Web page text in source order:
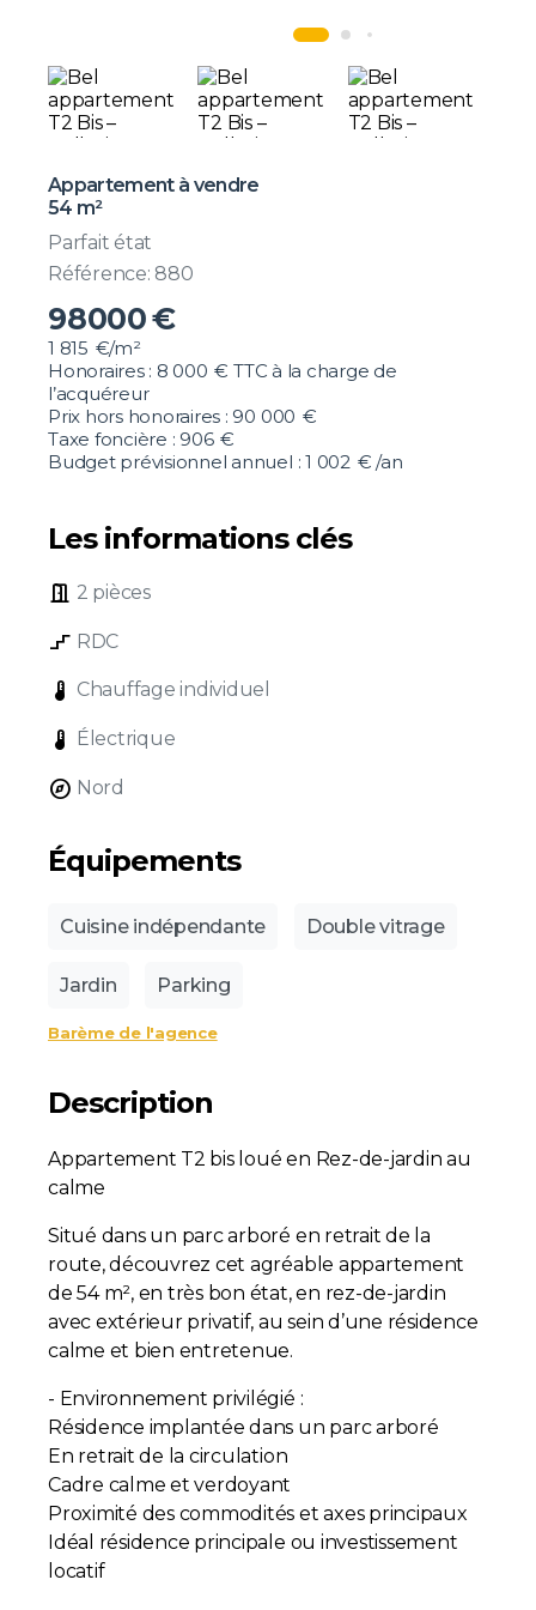
Appartement à vendre
54 m²
Parfait état
Référence: 880
98000€
1 815 €/m²
Honoraires : 8 000 € TTC à la charge de
l’acquéreur
Prix hors honoraires : 90 000 €
Taxe foncière : 906 €
Budget prévisionnel annuel : 1 002 € /an
Les informations clés
door_open 2 pièces
stairs_2 RDC
device_thermostat Chauffage individuel
device_thermostat Électrique
explore Nord
Équipements
Cuisine indépendante Double vitrage
Jardin Parking
Barème de l'agence
Description
Appartement T2 bis loué en Rez-de-jardin au
calme
Situé dans un parc arboré en retrait de la
route, découvrez cet agréable appartement
de 54 m², en très bon état, en rez-de-jardin
avec extérieur privatif, au sein d’une résidence
calme et bien entretenue.
- Environnement privilégié :
Résidence implantée dans un parc arboré
En retrait de la circulation
Cadre calme et verdoyant
Proximité des commodités et axes principaux
Idéal résidence principale ou investissement
locatif